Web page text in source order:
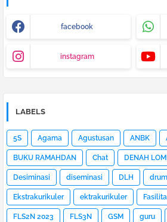
facebook
instagram
LABELS
5S Agama Agustusan ANBK
BUKU RAMAHDAN Chat DENAH
Desiminasi diseminasi DLH
Ekstrakurikuler ektrakurikuler
FLS2N 2023 FLS3N GSM guru